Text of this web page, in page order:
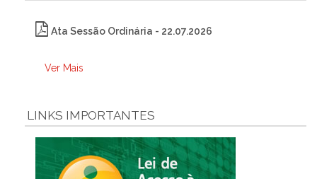
Ata Sessão Ordinária - 22.07.2026
Ver Mais
LINKS IMPORTANTES